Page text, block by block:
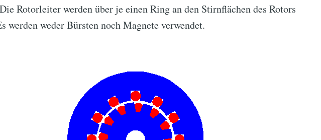
Rotorleiter werden über je einen Ring an den Stirnflächen des Rotors
werden weder Bürsten noch Magnete verwendet.